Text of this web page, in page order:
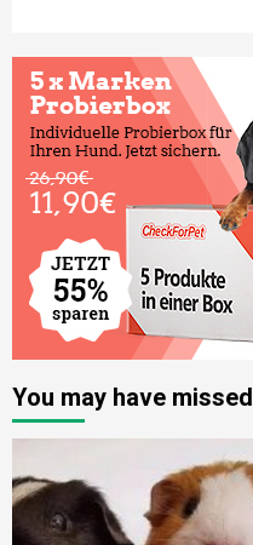
You may have missed